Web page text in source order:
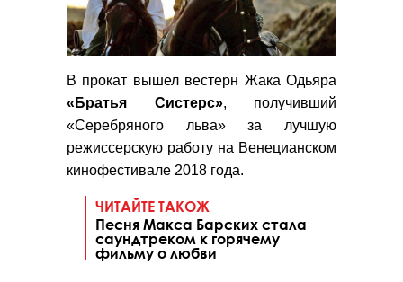
В прокат вышел вестерн Жака Одьяра
«Братья Систерс», получивший
«Серебряного льва» за лучшую
режиссерскую работу на Венецианском
кинофестивале 2018 года.
ЧИТАЙТЕ ТАКОЖ
Песня Макса Барских стала
саундтреком к горячему
фильму о любви